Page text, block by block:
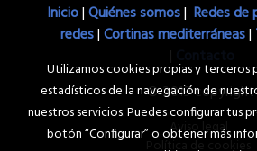
Inicio|Quiénes somos| Redes de
redes|Cortinas mediterráneas|
|
© 2019 copyright
Aviso legal
Política de cookies
Utilizamos cookies propias y terceros
estadísticos de la navegación de
nuestros servicios. Puedes configurar tus
botón “Configurar” o obtener más